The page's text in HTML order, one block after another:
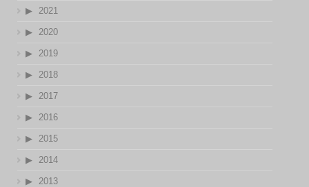
2021
2020
2019
2018
2017
2016
2015
2014
2013